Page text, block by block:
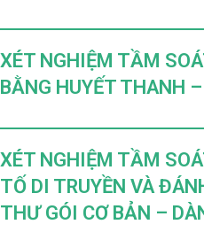
XÉT NGHIỆM TẦM
BẰNG HUYẾT THANH
XÉT NGHIỆM TẦM
TỐ DI TRUYỀN VÀ
THƯ GÓI CƠ BẢN –